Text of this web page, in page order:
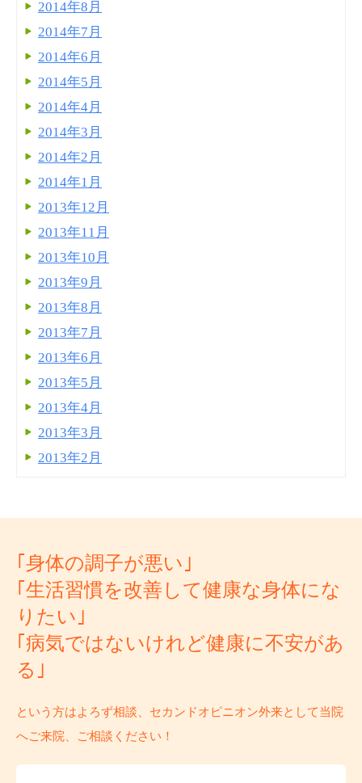
2014年8月
2014年7月
2014年6月
2014年5月
2014年4月
2014年3月
2014年2月
2014年1月
2013年12月
2013年11月
2013年10月
2013年9月
2013年8月
2013年7月
2013年6月
2013年5月
2013年4月
2013年3月
2013年2月
｢身体の調子が悪い｣
｢生活習慣を改善して健康な身体にな
りたい｣
｢病気ではないけれど健康に不安があ
る｣
という方はよろず相談、セカンドオピニオン外来として当院
へご来院、ご相談ください！